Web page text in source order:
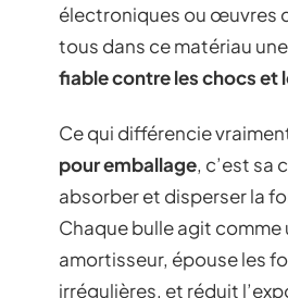
électroniques ou œuvres
tous dans ce matériau une
fiable contre les chocs et
Ce qui différencie
pour emballage, c’est sa
absorber et disperser la
Chaque bulle agit comme
amortisseur, épouse les
irrégulières, et réduit